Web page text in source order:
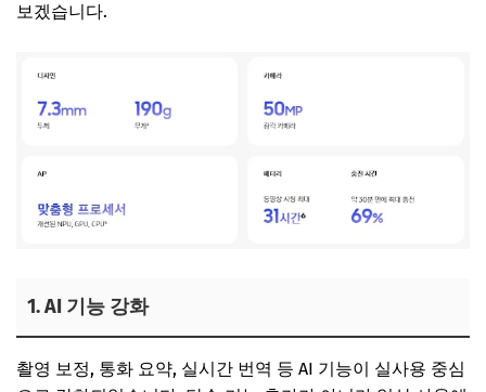
보겠습니다.
1. AI 기능 강화
촬영 보정, 통화 요약, 실시간 번역 등 AI 기능이 실사용 중심